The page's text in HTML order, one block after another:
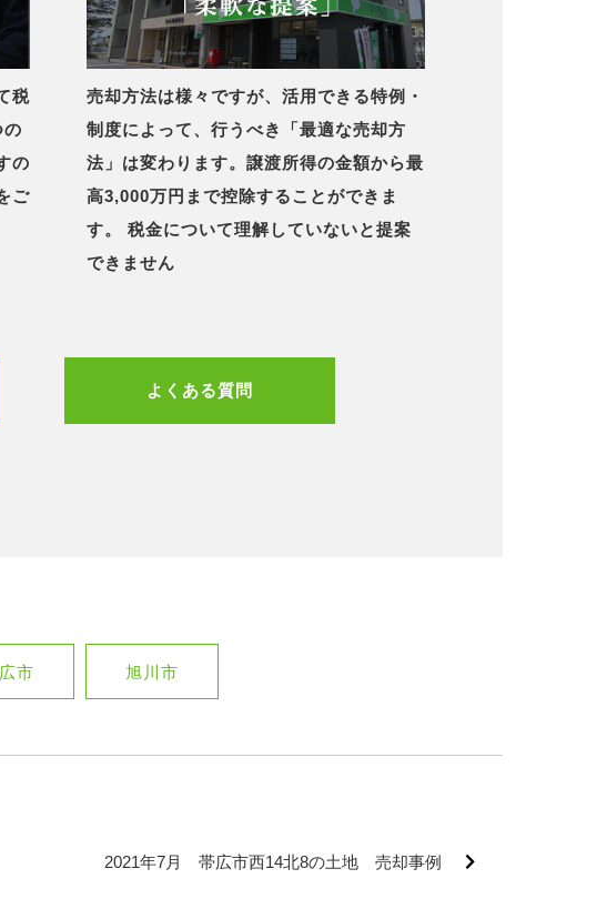
税
の
の
ご
売却方法は様々ですが、活用できる特例・
制度によって、行うべき「最適な売却方
法」は変わります。譲渡所得の金額から最
高3,000万円まで控除することができま
す。 税金について理解していないと提案
できません
よくある質問
市 旭川市
2021年7月 帯広市西14北8の土地 売却事例